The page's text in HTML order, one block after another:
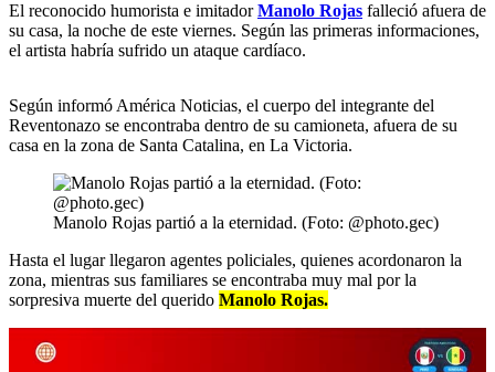
El reconocido humorista e imitadorManolo Rojas falleció afuera de
su casa, la noche de este viernes. Según las primeras informaciones,
el artista habría sufrido un ataque cardíaco.
Según informó América Noticias, el cuerpo del integrante del
Reventonazo se encontraba dentro de su camioneta, afuera de su
casa en la zona de Santa Catalina, en La Victoria.
Manolo Rojas partió a la eternidad. (Foto: @photo.gec)
Hasta el lugar llegaron agentes policiales, quienes acordonaron la
zona, mientras sus familiares se encontraba muy mal por la
sorpresiva muerte del querido Manolo Rojas.